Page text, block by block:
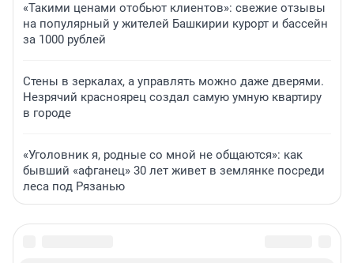
«Такими ценами отобьют клиентов»: свежие отзывы
на популярный у жителей Башкирии курорт и бассейн
за 1000 рублей
Стены в зеркалах, а управлять можно даже дверями.
Незрячий красноярец создал самую умную квартиру
в городе
«Уголовник я, родные со мной не общаются»: как
бывший «афганец» 30 лет живет в землянке посреди
леса под Рязанью